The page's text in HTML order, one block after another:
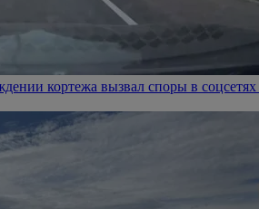
кортежа вызвал споры в соцсетях